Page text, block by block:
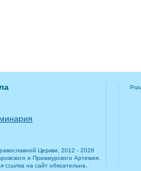
Церкви, 2012 - 2026
и Приамурского Артемия.
ссылка на сайт обязательна.